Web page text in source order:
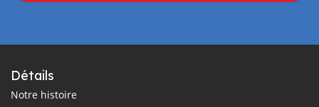
Détails
Notre histoire